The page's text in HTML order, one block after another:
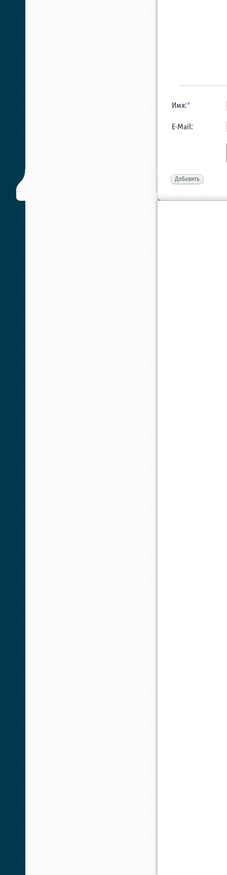
Имя:*
E-Mail:
Добавить